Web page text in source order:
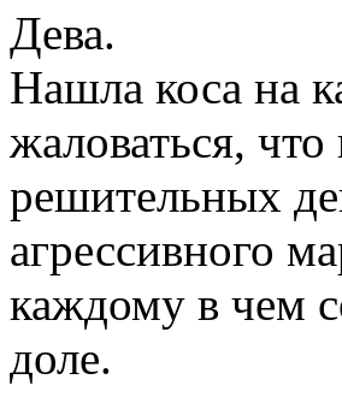
Дева.
Нашла коса на
жаловаться,
решительных
агрессивного
каждому в чем
доле.